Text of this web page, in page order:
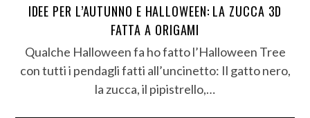
IDEE PER L’AUTUNNO E HALLOWEEN: LA ZUCCA 3D
FATTA A ORIGAMI
Qualche Halloween fa ho fatto l’Halloween Tree
con tutti i pendagli fatti all’uncinetto: Il gatto nero,
la zucca, il pipistrello,…